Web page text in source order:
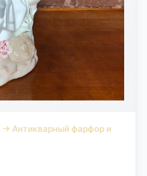
→ Антикварный фарфор и